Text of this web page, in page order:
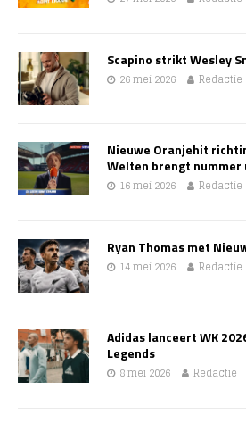
Scapino strikt Wesley
26 mei 2026 Redactie
Nieuwe Oranjehit
Welten brengt nummer
16 mei 2026 Redactie
Ryan Thomas met
14 mei 2026 Redactie
Adidas lanceert WK
Legends
8 mei 2026 Redactie